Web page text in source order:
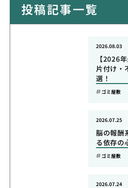
投稿記事一覧
【2026
片付け・
選！
2026.08.03
ゴミ屋敷
脳の報酬
る依存の
2026.07.25
ゴミ屋敷
2026.07.24